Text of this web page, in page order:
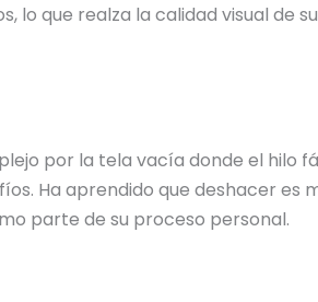
lo que realza la calidad visual de
por la tela vacía donde el hilo
Ha aprendido que deshacer
parte de su proceso personal.